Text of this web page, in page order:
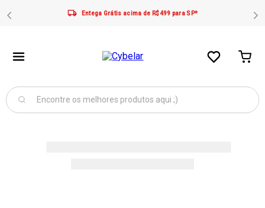
Entega Grátis acima de R$499 para SP*